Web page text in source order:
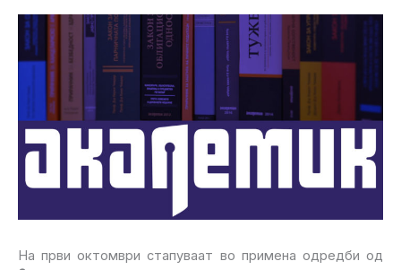
На први октомври стапуваат во примена одредби од